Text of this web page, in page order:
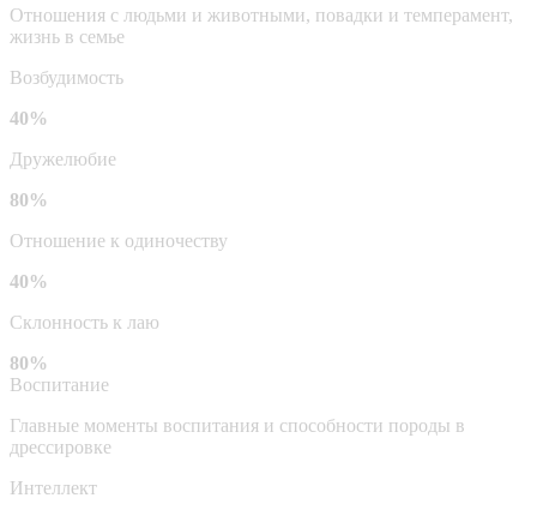
Отношения с людьми и животными, повадки и темперамент,
жизнь в семье
Возбудимость
40%
Дружелюбие
80%
Отношение к одиночеству
40%
Склонность к лаю
80%
Воспитание
Главные моменты воспитания и способности породы в
дрессировке
Интеллект